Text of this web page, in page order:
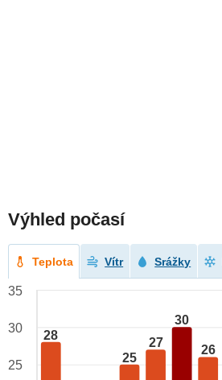
Výhled počasí
Teplota Vítr Srážky
28
25
27
30
26
35
30
25